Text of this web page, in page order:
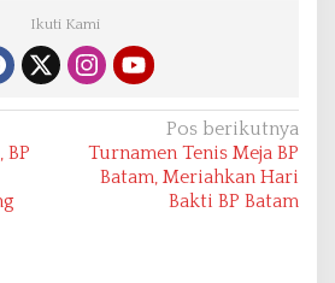
Ikuti Kami
BP
Pos berikutnya
Turnamen Tenis Meja BP
Batam, Meriahkan Hari
Bakti BP Batam